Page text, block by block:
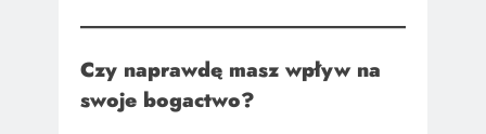
Czy naprawdę masz wpływ na
swoje bogactwo?